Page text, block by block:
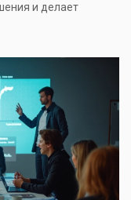
и делает